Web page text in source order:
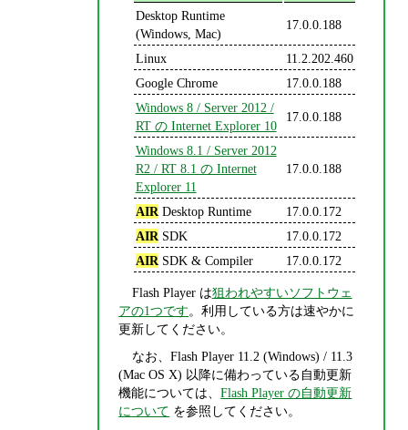
Desktop Runtime
(Windows, Mac)
17.0.0.188
Linux
11.2.202.460
Google Chrome
17.0.0.188
Windows 8 / Server 2012 /
RT の Internet Explorer 10
17.0.0.188
Windows 8.1 / Server 2012
R2 / RT 8.1 の Internet
Explorer 11
17.0.0.188
AIR Desktop Runtime
17.0.0.172
AIR SDK
17.0.0.172
AIR SDK & Compiler 17.0.0.172
Flash Player は狙われやすいソフトウェ
アの1つです。利用している方は速やかに
更新してください。
なお、Flash Player 11.2 (Windows) / 11.3
(Mac OS X) 以降に備わっている自動更新
機能については、Flash Player の自動更新
について を参照してください。